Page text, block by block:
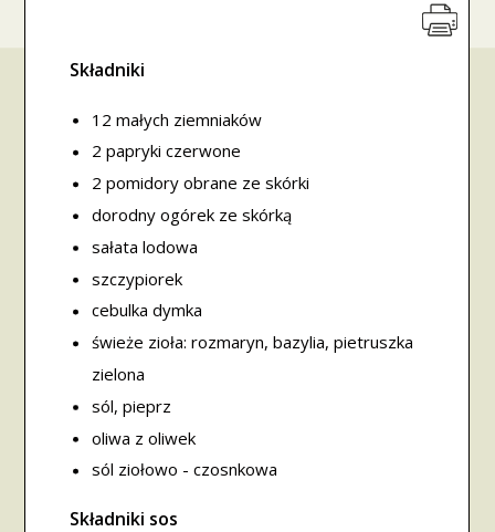
Składniki
12 małych ziemniaków
2 papryki czerwone
2 pomidory obrane ze skórki
dorodny ogórek ze skórką
sałata lodowa
szczypiorek
cebulka dymka
świeże zioła: rozmaryn, bazylia, pietruszka
zielona
sól, pieprz
oliwa z oliwek
sól ziołowo - czosnkowa
Składniki sos